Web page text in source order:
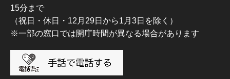
15分まで
（祝日・休日・12月29日から1月3日を除く）
※一部の窓口では開庁時間が異なる場合があります